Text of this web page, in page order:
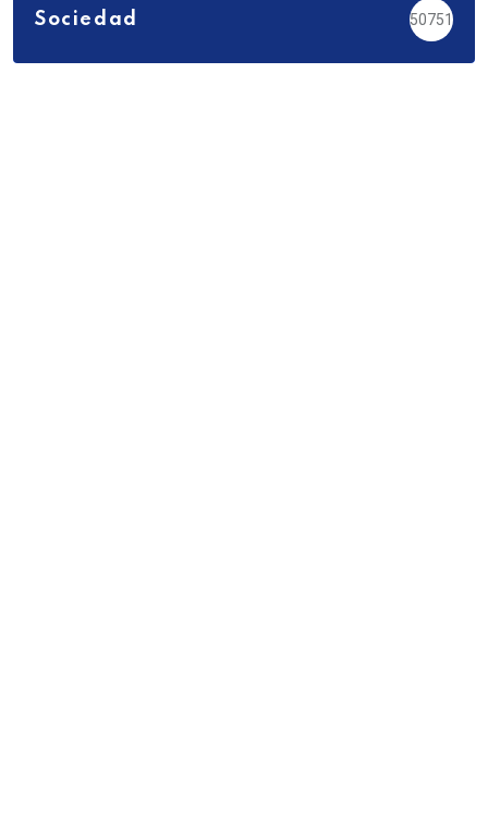
Sociedad 50751